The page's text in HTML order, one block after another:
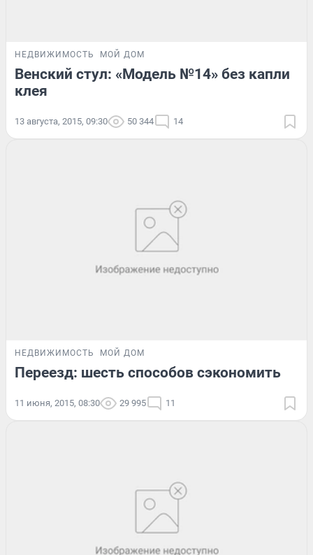
НЕДВИЖИМОСТЬ МОЙ ДОМ
Венский стул: «Модель №14» без капли
клея
13 августа, 2015, 09:30 50 344 14
НЕДВИЖИМОСТЬ МОЙ ДОМ
Переезд: шесть способов сэкономить
11 июня, 2015, 08:30 29 995 11